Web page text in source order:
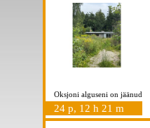
Oksjoni alguseni on jäänud
24 p, 12 h 21 m